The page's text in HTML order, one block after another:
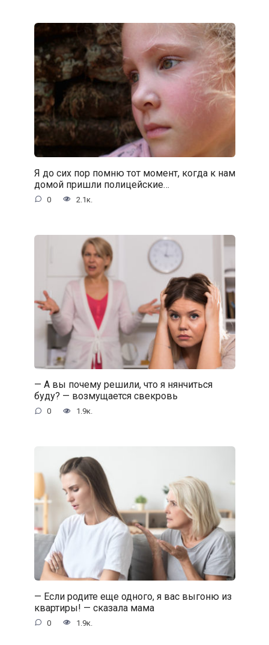
Я до сих пор помню тот момент, когда к нам
домой пришли полицейские…
0 2.1к.
— А вы почему решили, что я нянчиться
буду? — возмущается свекровь
0 1.9к.
— Если родите еще одного, я вас выгоню из
квартиры! — сказала мама
0 1.9к.